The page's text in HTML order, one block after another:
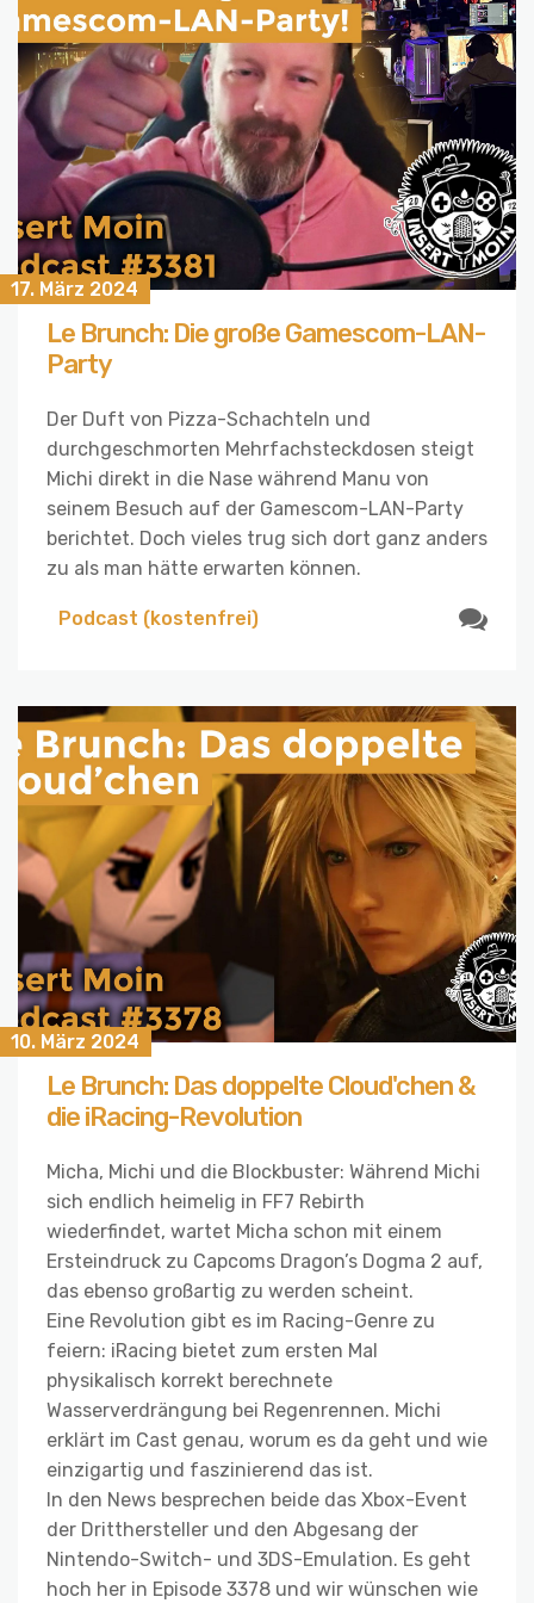
17. März 2024
Le Brunch: Die große Gamescom-LAN-
Party
Der Duft von Pizza-Schachteln und
durchgeschmorten Mehrfachsteckdosen steigt
Michi direkt in die Nase während Manu von
seinem Besuch auf der Gamescom-LAN-Party
berichtet. Doch vieles trug sich dort ganz anders
zu als man hätte erwarten können.
Podcast (kostenfrei)
10. März 2024
Le Brunch: Das doppelte Cloud'chen &
die iRacing-Revolution
Micha, Michi und die Blockbuster: Während Michi
sich endlich heimelig in FF7 Rebirth
wiederfindet, wartet Micha schon mit einem
Ersteindruck zu Capcoms Dragon’s Dogma 2 auf,
das ebenso großartig zu werden scheint.
Eine Revolution gibt es im Racing-Genre zu
feiern: iRacing bietet zum ersten Mal
physikalisch korrekt berechnete
Wasserverdrängung bei Regenrennen. Michi
erklärt im Cast genau, worum es da geht und wie
einzigartig und faszinierend das ist.
In den News besprechen beide das Xbox-Event
der Dritthersteller und den Abgesang der
Nintendo-Switch- und 3DS-Emulation. Es geht
hoch her in Episode 3378 und wir wünschen wie